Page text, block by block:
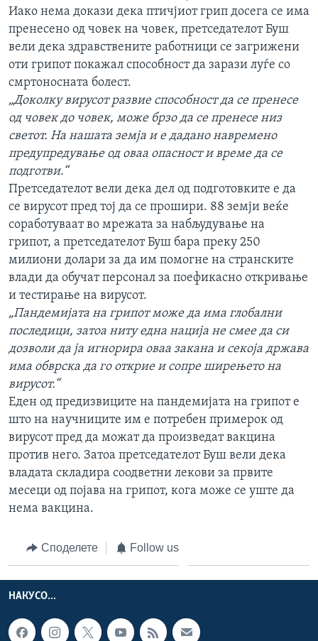
Иако нема докази дека птичјиот грип досега се има
пренесено од човек на човек, претседателот Буш
вели дека здравствените работници се загрижени
оти грипот покажал способност да зарази луѓе со
смртоносната болест.
„Доколку вирусот развие способност да се пренесе
од човек до човек, може брзо да се пренесе низ
светот. На нашата земја и е дадано навремено
предупредување од оваа опасност и време да се
подготви.“
Претседателот вели дека дел од подготовките е да
се вирусот пред тој да се прошири. 88 земји веќе
соработуваат во мрежата за набљудување на
грипот, а претседателот Буш бара преку 250
милиони долари за да им помогне на странските
влади да обучат персонал за поефикасно откривање
и тестирање на вирусот.
„Пандемијата на грипот може да има глобални
последици, затоа ниту една нација не смее да си
дозволи да ја игнорира оваа закана и секоја држава
има обврска да го открие и сопре ширењето на
вирусот.“
Еден од предизвиците на пандемијата на грипот е
што на научниците им е потребен примерок од
вирусот пред да можат да произведат вакцина
против него. Затоа претседателот Буш вели дека
владата складира соодветни лекови за првите
месеци од појава на грипот, кога може се уште да
нема вакцина.
Споделете Follow us
НАКУСО...